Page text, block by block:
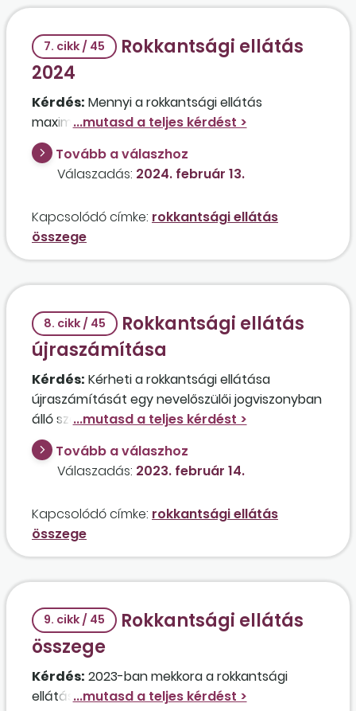
7. cikk / 45
Rokkantsági ellátás
2024
Kérdés: Mennyi a rokkantsági ellátás
maximális összege 2024-ben?
Tovább a válaszhoz
Válaszadás: 2024. február 13.
Kapcsolódó címke: rokkantsági ellátás
összege
8. cikk / 45
Rokkantsági ellátás
újraszámítása
Kérdés: Kérheti a rokkantsági ellátása
újraszámítását egy nevelőszülői jogviszonyban
álló személy, aki emellett rendelkezik egy
négyórás munkaviszonnyal is?
Tovább a válaszhoz
Válaszadás: 2023. február 14.
Kapcsolódó címke: rokkantsági ellátás
összege
9. cikk / 45
Rokkantsági ellátás
összege
Kérdés: 2023-ban mekkora a rokkantsági
ellátás legmagasabb összege?